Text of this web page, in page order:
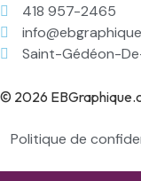
418 957-2465
Saint-Gédéon-
© 2026
Politique de